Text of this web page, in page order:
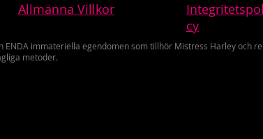
Allmänna Villkor
cy
immateriella egendomen som tillhör Mistress Harley och
metoder.